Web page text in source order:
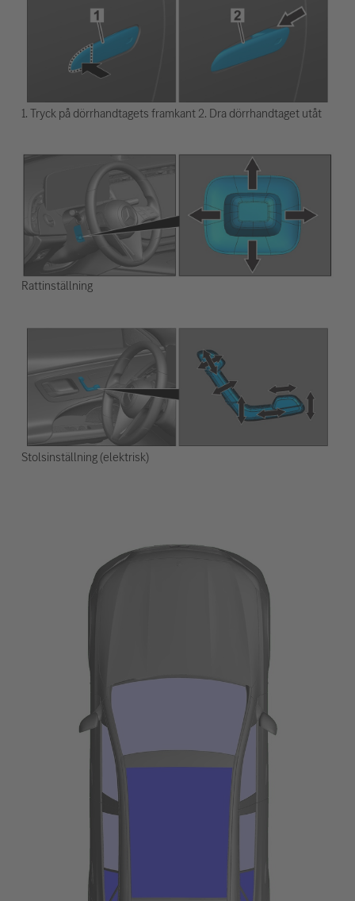
1. Tryck på dörrhandtagets framkant 2. Dra dörrhandtaget utåt
Rattinställning
Stolsinställning (elektrisk)